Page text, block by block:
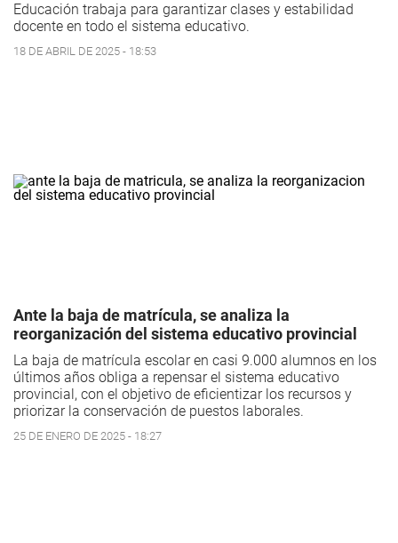
Educación trabaja para garantizar clases y estabilidad
docente en todo el sistema educativo.
18 DE ABRIL DE 2025 - 18:53
Ante la baja de matrícula, se analiza la
reorganización del sistema educativo provincial
La baja de matrícula escolar en casi 9.000 alumnos en los
últimos años obliga a repensar el sistema educativo
provincial, con el objetivo de eficientizar los recursos y
priorizar la conservación de puestos laborales.
25 DE ENERO DE 2025 - 18:27